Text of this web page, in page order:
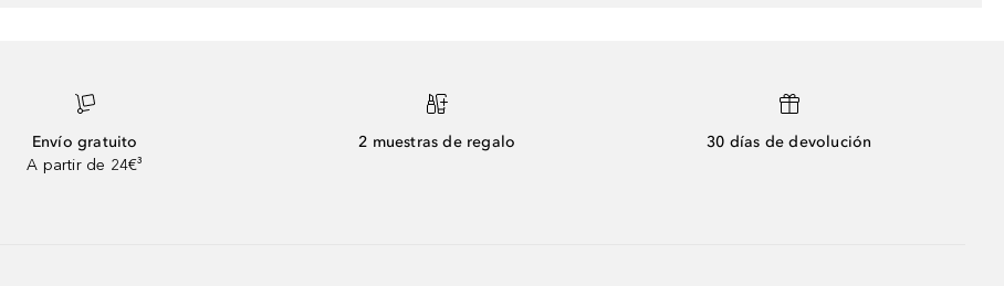
Envío gratuito
A partir de 24€³
2 muestras de regalo 30 días de devolución